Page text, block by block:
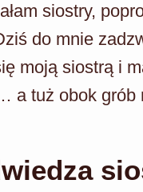
siostry,
do mnie
moją siostrą i
a tuż obok